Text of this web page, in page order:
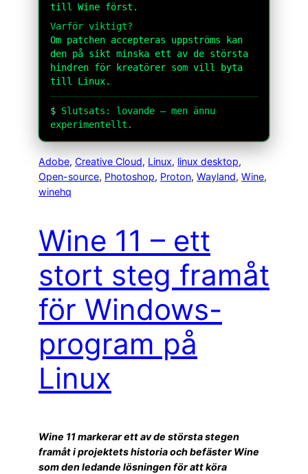
till Wine först.
Varför viktigt?
Om patchen accepteras uppströms kan
den på sikt minska ett av de största
hindren för kreatörer som vill byta
till Linux.
$ Slutsats: lovande – men ännu
experimentellt.
Adobe, Creative Cloud, Linux, linux desktop
Open-source, Photoshop, Proton, Wayland, Wine
winehq
Wine 11 – ett
stort steg framåt
för Windows-
program på
Linux
Wine 11 markerar ett av de största stegen
framåt i projektets historia och befäster Wine
som den ledande lösningen för att köra